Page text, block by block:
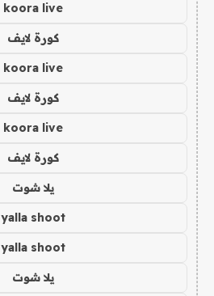
koora live
كورة لايف
koora live
كورة لايف
koora live
كورة لايف
يلا شوت
yalla shoot
yalla shoot
يلا شوت